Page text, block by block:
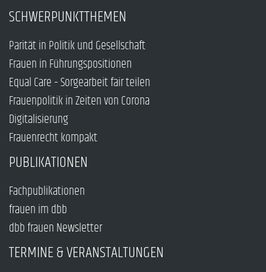
SCHWERPUNKTTHEMEN
Parität in Politik und Gesellschaft
Frauen in Führungspositionen
Equal Care – Sorgearbeit fair teilen
Frauenpolitik in Zeiten von Corona
Digitalisierung
Frauenrecht kompakt
PUBLIKATIONEN
Fachpublikationen
frauen im dbb
dbb frauen Newsletter
TERMINE & VERANSTALTUNGEN